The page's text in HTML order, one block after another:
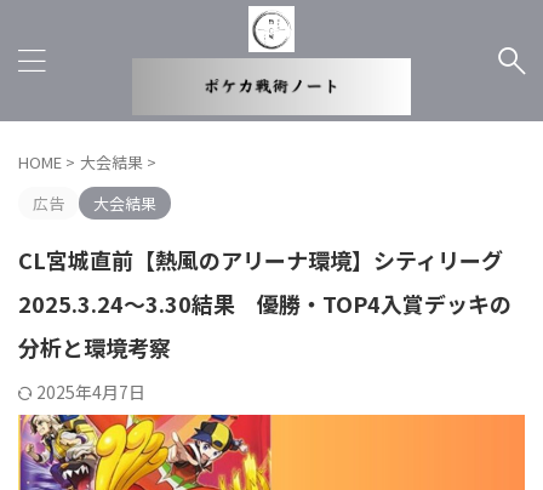
HOME > 大会結果 >
広告
大会結果
CL宮城直前【熱風のアリーナ環境】シティリーグ
2025.3.24～3.30結果 優勝・TOP4入賞デッキの
分析と環境考察
2025年4月7日